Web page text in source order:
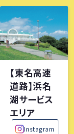
【東名高速
道路】浜名
湖サービス
エリア
Instagram